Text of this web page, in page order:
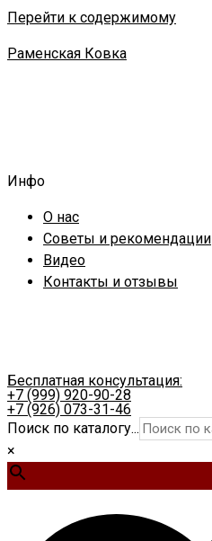
Перейти к содержимому
Раменская Ковка
Инфо
О нас
Советы и рекомендации
Видео
Контакты и отзывы
Бесплатная консультация:
+7 (999) 920-90-28
+7 (926) 073-31-46
Поиск по каталогу...
×